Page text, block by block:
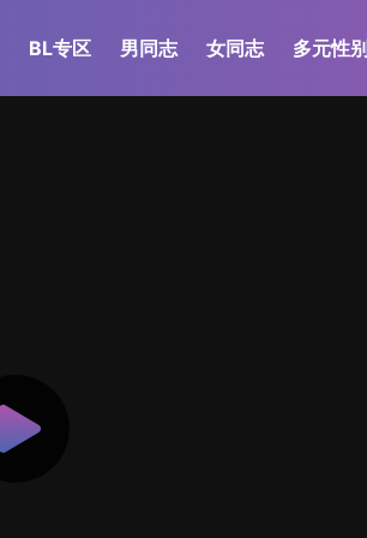
BL专区 男同志 女同志 多元性别